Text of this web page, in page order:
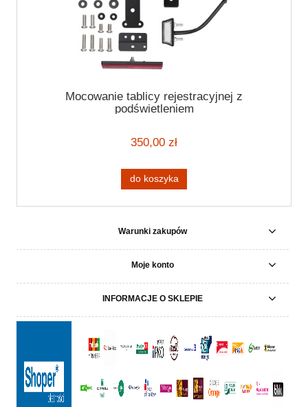
Mocowanie tablicy rejestracyjnej z
podświetleniem
350,00 zł
do koszyka
Warunki zakupów
Moje konto
INFORMACJE O SKLEPIE